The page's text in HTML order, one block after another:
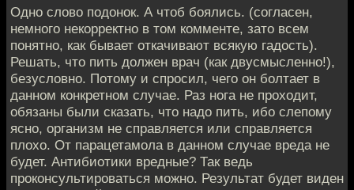
Одно слово подонок. А чтоб боялись. (согласен,
немного некорректно в том комменте, зато всем
понятно, как бывает откачивают всякую гадость).
Решать, что пить должен врач (как двусмысленно!),
безусловно. Потому и спросил, чего он болтает в
данном конкретном случае. Раз нога не проходит,
обязаны были сказать, что надо пить, ибо слепому
ясно, организм не справляется или справляется
плохо. От парацетамола в данном случае вреда не
будет. Антибиотики вредные? Так ведь
проконсультироваться можно. Результат будет виден